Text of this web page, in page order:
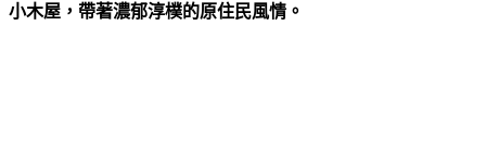
小木屋，帶著濃郁淳樸的原住民風情。